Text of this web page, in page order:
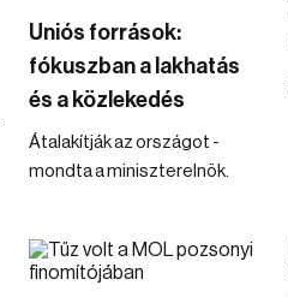
Uniós források:
fókuszban a lakhatás
és a közlekedés
Átalakítják az országot -
mondta a miniszterelnök.